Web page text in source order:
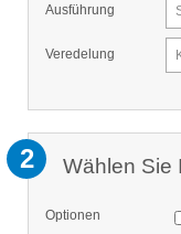
Ausführung
Veredelung
2 Wählen Sie
Optionen